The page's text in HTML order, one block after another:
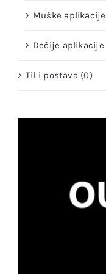
Muške aplikacije
Dečije aplikacije
Til i postava (0)